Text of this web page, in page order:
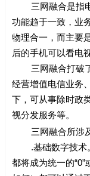
三网融合是指电
功能趋于一致，业
物理合一，而主要
后的手机可以看电
三网融合打破了
经营增值电信业务
下，可从事除时政
视分发服务等。
三网融合所涉
.基础数字技术。
都将成为统一的